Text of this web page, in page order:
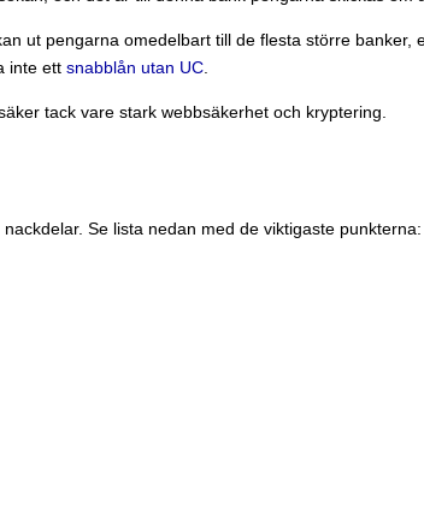
ut pengarna omedelbart till de flesta större banker,
inte ett snabblån utan UC
tack vare stark webbsäkerhet och kryptering.
Se lista nedan med de viktigaste punkterna: